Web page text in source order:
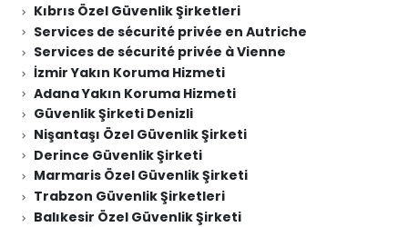
Kıbrıs Özel Güvenlik Şirketleri
Services de sécurité privée en Autriche
Services de sécurité privée à Vienne
İzmir Yakın Koruma Hizmeti
Adana Yakın Koruma Hizmeti
Güvenlik Şirketi Denizli
Nişantaşı Özel Güvenlik Şirketi
Derince Güvenlik Şirketi
Marmaris Özel Güvenlik Şirketi
Trabzon Güvenlik Şirketleri
Balıkesir Özel Güvenlik Şirketi